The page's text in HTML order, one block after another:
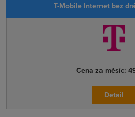
T-Mobile Internet bez
Cena za měsíc:
Detail